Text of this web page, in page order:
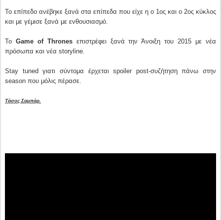
Το επίπεδο ανέβηκε ξανά στα επίπεδα που είχε η ο 1ος και ο 2ος κύκλος
και με γέμισε ξανά με ενθουσιασμό.
Το Game of Thronesεπιστρέφει ξανά την Άνοιξη του 2015 με νέα
πρόσωπα και νέα storyline.
Stay tuned γιατι σύντομα έρχεται spoiler post-συζήτηση πάνω στην
season που μόλις πέρασε.
Τάσος Σαμπάρ.